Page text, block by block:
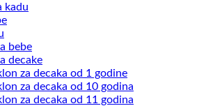
kadu
bebe
decake
za decaka od 1 godine
za decaka od 10 godina
za decaka od 11 godina